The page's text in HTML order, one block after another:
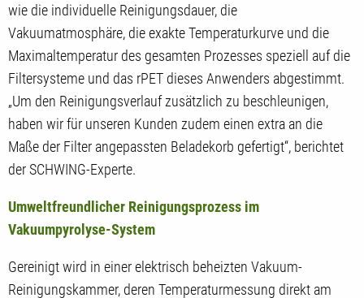
wie die individuelle Reinigungsdauer, die
Vakuumatmosphäre, die exakte Temperaturkurve und die
Maximaltemperatur des gesamten Prozesses speziell auf die
Filtersysteme und das rPET dieses Anwenders abgestimmt.
„Um den Reinigungsverlauf zusätzlich zu beschleunigen,
haben wir für unseren Kunden zudem einen extra an die
Maße der Filter angepassten Beladekorb gefertigt“, berichtet
der SCHWING-Experte.
Umweltfreundlicher Reinigungsprozess im
Vakuumpyrolyse-System
Gereinigt wird in einer elektrisch beheizten Vakuum-
Reinigungskammer, deren Temperaturmessung direkt am